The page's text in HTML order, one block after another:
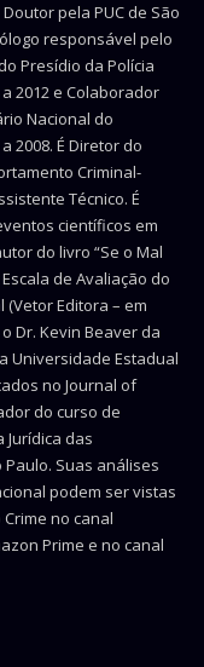
pela PUC de São
responsável pelo
Presídio da Polícia
2012 e Colaborador
Nacional do
2008. É Diretor do
Criminal-
Técnico. É
científicos em
do livro “Se o Mal
de Avaliação do
Editora – em
Dr. Kevin Beaver da
Universidade Estadual
no Journal of
do curso de
Jurídica das
Paulo. Suas análises
podem ser vistas
no canal
Prime e no canal